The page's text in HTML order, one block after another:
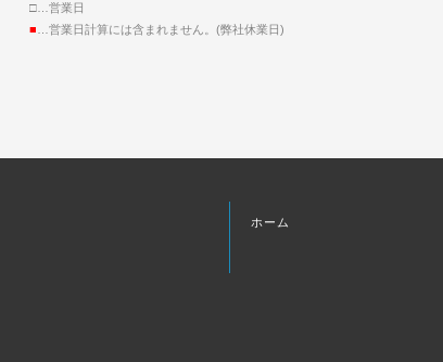
□…営業日
■ …営業日計算には含まれません。(弊社休業日)
ホーム